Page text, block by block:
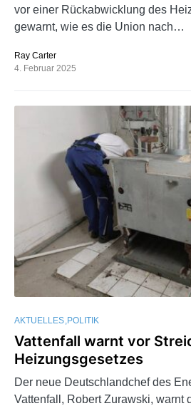
vor einer Rückabwicklung des
gewarnt, wie es die Union nach…
Ray Carter
4. Februar 2025
AKTUELLES POLITIK
Vattenfall warnt vor
Heizungsgesetzes
Der neue Deutschlandchef des
Vattenfall, Robert Zurawski, warnt